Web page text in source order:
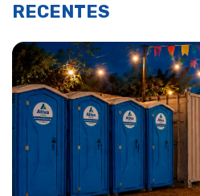
RECENTES